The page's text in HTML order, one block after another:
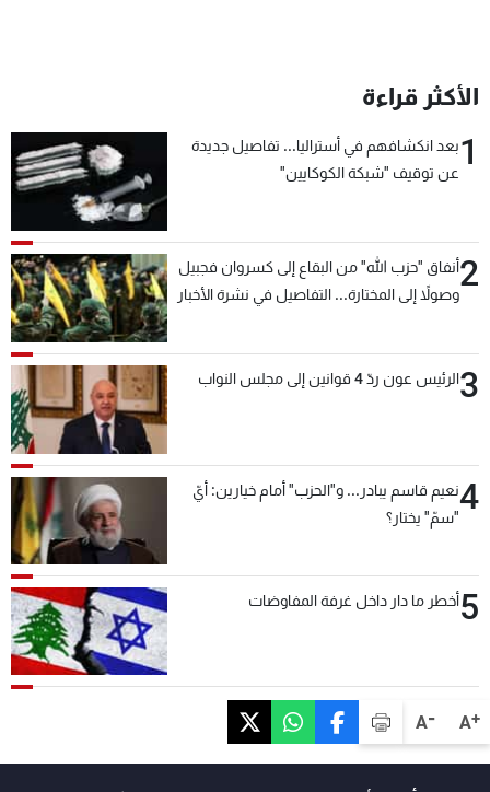
A+
A-
الأكثر قراءة
1بعد انكشافهم في أستراليا... تفاصيل جديدة
عن توقيف "شبكة الكوكايين"
2أنفاق "حزب الله" من البقاع إلى كسروان فجبيل
وصولاً إلى المختارة... التفاصيل في نشرة الأخبار
3الرئيس عون ردّ 4 قوانين إلى مجلس النواب
4نعيم قاسم يبادر... و"الحزب" أمام خيارين: أيّ
"سمّ" يختار؟
5أخطر ما دار داخل غرفة المفاوضات